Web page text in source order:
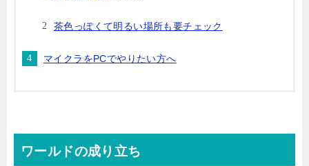
茶色っぽくて明るい場所も要チェック
マイクラをPCでやりたい方へ
ワールドの成り立ち